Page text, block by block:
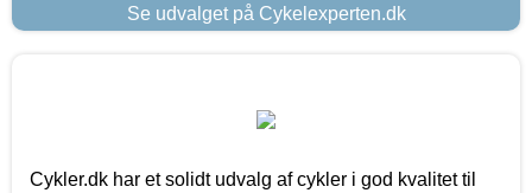
Se udvalget på Cykelexperten.dk
Cykler.dk har et solidt udvalg af cykler i god kvalitet til